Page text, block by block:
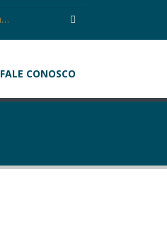
FALE CONOSCO